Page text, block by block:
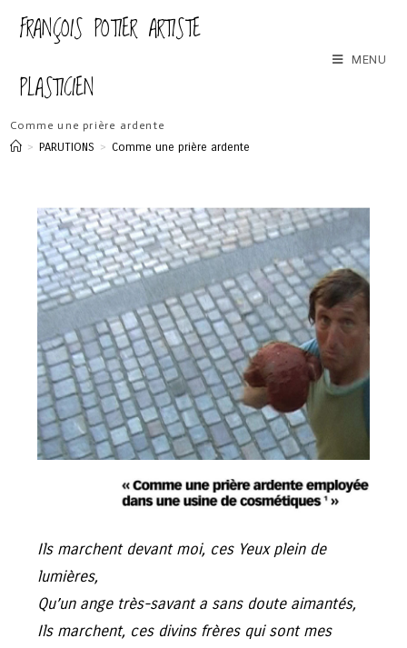
FRANÇOIS POTIER ARTISTE
PLASTICIEN
MENU
Comme une prière ardente
> PARUTIONS > Comme une prière ardente
Ils marchent devant moi, ces Yeux plein de
lumières,
Qu’un ange très-savant a sans doute aimantés,
Ils marchent, ces divins frères qui sont mes